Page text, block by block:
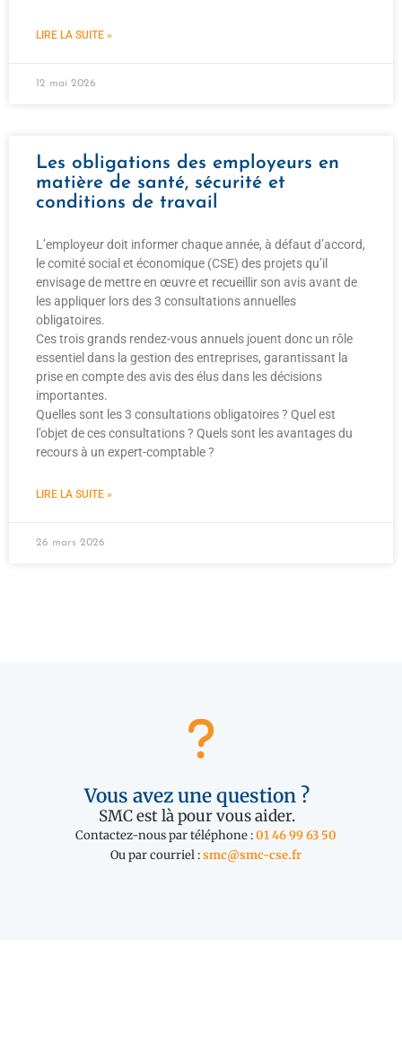
LIRE LA SUITE »
12 mai 2026
Les obligations des employeurs en
matière de santé, sécurité et
conditions de travail
L’employeur doit informer chaque année, à défaut d’accord,
le comité social et économique (CSE) des projets qu’il
envisage de mettre en œuvre et recueillir son avis avant de
les appliquer lors des 3 consultations annuelles
obligatoires.
Ces trois grands rendez-vous annuels jouent donc un rôle
essentiel dans la gestion des entreprises, garantissant la
prise en compte des avis des élus dans les décisions
importantes.
Quelles sont les 3 consultations obligatoires ? Quel est
l’objet de ces consultations ? Quels sont les avantages du
recours à un expert-comptable ?
LIRE LA SUITE »
26 mars 2026
Vous avez une question ?
SMC est là pour vous aider.
Contactez-nous par téléphone :01 46 99 63 50
Ou par courriel :smc@smc-cse.fr